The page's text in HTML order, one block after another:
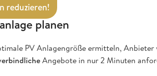
reduzieren!
planen
PV Anlagengröße ermitteln, Anbieter
Angebote in nur 2 Minuten